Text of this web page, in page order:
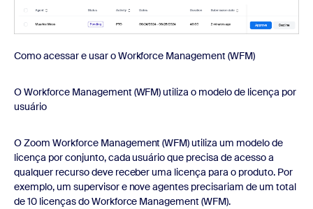
Como acessar e usar o Workforce Management (WFM)
O Workforce Management (WFM) utiliza o modelo de licença por
usuário
O Zoom Workforce Management (WFM) utiliza um modelo de
licença por conjunto, cada usuário que precisa de acesso a
qualquer recurso deve receber uma licença para o produto. Por
exemplo, um supervisor e nove agentes precisariam de um total
de 10 licenças do Workforce Management (WFM).